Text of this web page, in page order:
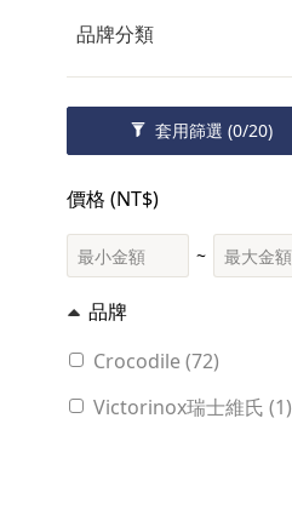
品牌分類
套用篩選 (0/20)
價格 (NT$)
~
品牌
Crocodile (72)
Victorinox瑞士維氏 (1)